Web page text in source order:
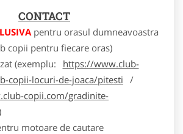
CONTACT
pentru orasul dumneavoastra
copii pentru fiecare oras)
(exemplu:
https://www.club-
copii-locuri-de-joaca/pitesti /
copii.com/gradinite-
motoare de cautare